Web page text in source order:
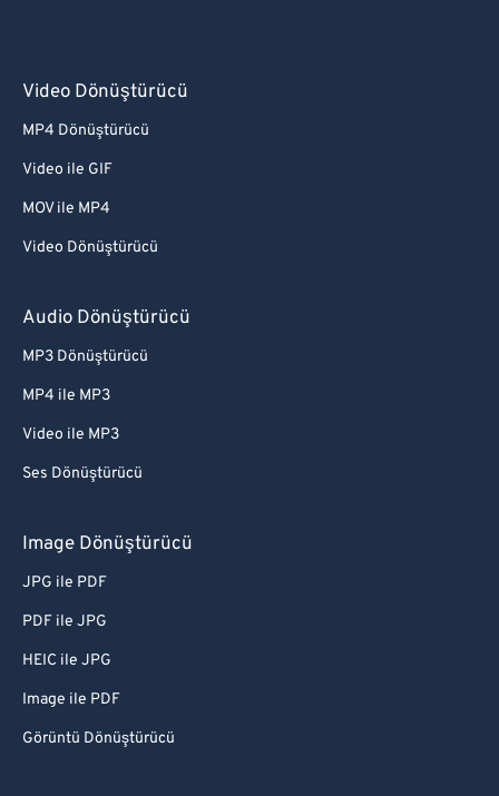
Video Dönüştürücü
MP4 Dönüştürücü
Video ile GIF
MOV ile MP4
Video Dönüştürücü
Audio Dönüştürücü
MP3 Dönüştürücü
MP4 ile MP3
Video ile MP3
Ses Dönüştürücü
Image Dönüştürücü
JPG ile PDF
PDF ile JPG
HEIC ile JPG
Image ile PDF
Görüntü Dönüştürücü